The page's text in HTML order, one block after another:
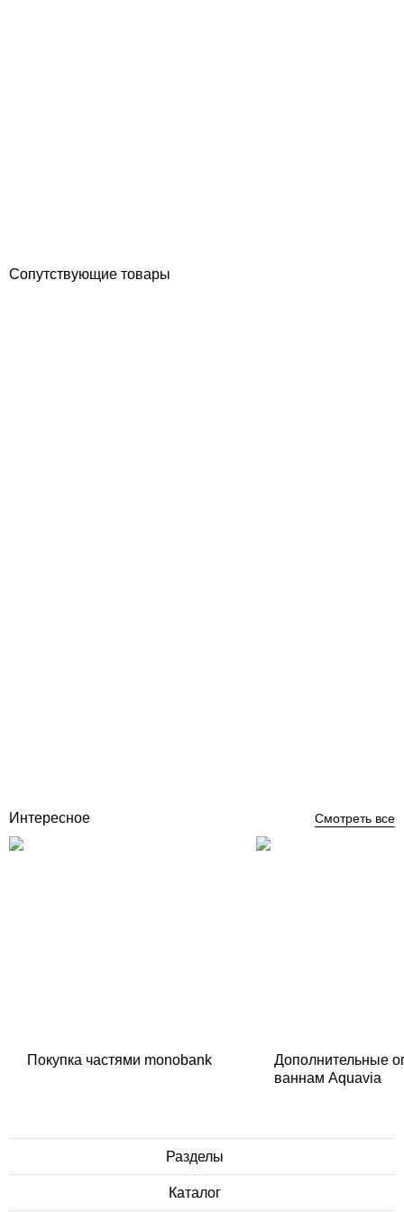
Сопутствующие товары
Интересное Смотреть все
Покупка частями monobank
Дополнительные
ваннам Aquavia
Разделы
Каталог